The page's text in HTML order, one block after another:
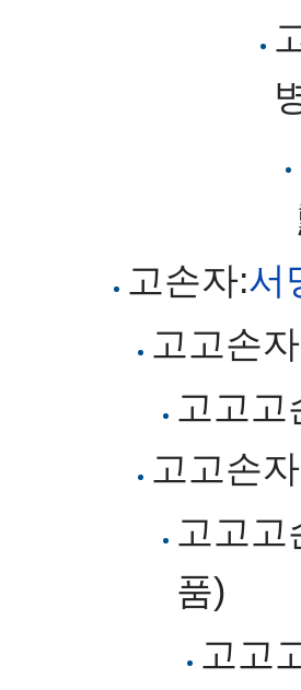
고손자:서
고고손
고고고
고고손
고고고
품)
고고